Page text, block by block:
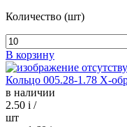
Количество (шт)
В корзину
Кольцо 005.28-1.78 Х-
в наличии
2.50 i /
шт